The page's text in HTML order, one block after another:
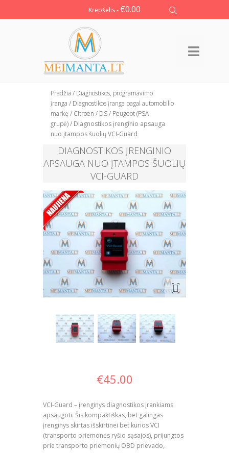
Krepšelis - €0.00
Pradžia / Diagnostikos, programavimo
įranga / Diagnostikos įranga pagal automobilio
markę / Citroen / DS / Peugeot (PSA
grupė)/ Diagnostikos įrenginio apsauga
nuo įtampos šuolių VCI-Guard
DIAGNOSTIKOS ĮRENGINIO
APSAUGA NUO ĮTAMPOS ŠUOLIŲ
VCI-GUARD
€45.00
VCI-Guard – įrenginys diagnostikos įrankiams
apsaugoti. Šis kompaktiškas, bet galingas
įrenginys skirtas išskirtinei bet kurios VCI
(transporto priemonės ryšio sąsajos), prijungtos
prie transporto priemonių OBD prievado,